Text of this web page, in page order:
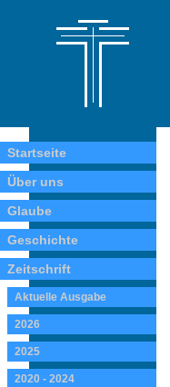
Startseite
Über uns
Glaube
Geschichte
Zeitschrift
Aktuelle Ausgabe
2026
2025
2020 - 2024